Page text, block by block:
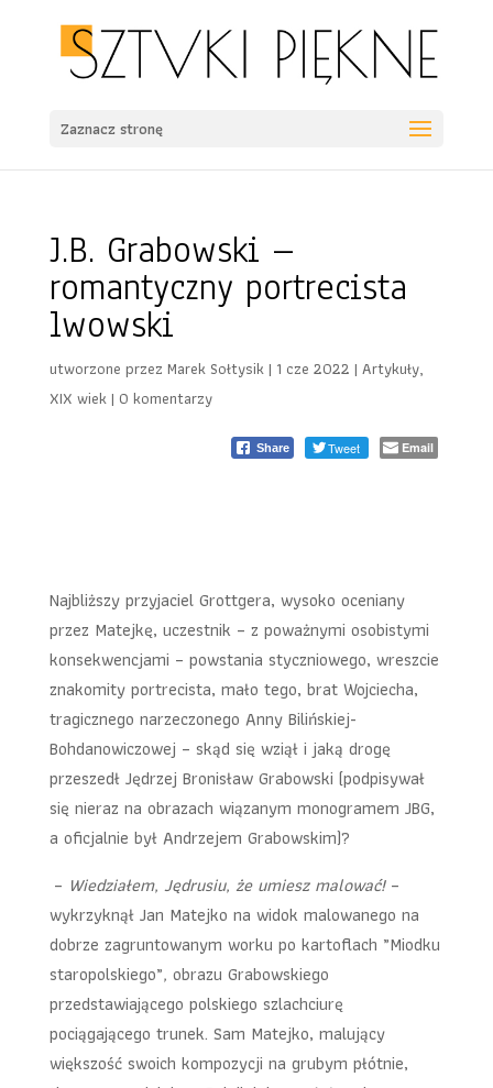
Zaznacz stronę
J.B. Grabowski –
romantyczny portrecista
lwowski
utworzone przez Marek Sołtysik| 1 cze 2022 | Artykuły,
XIX wiek| 0 komentarzy
Share Tweet Email
Najbliższy przyjaciel Grottgera, wysoko oceniany
przez Matejkę, uczestnik – z poważnymi osobistymi
konsekwencjami – powstania styczniowego, wreszcie
znakomity portrecista, mało tego, brat Wojciecha,
tragicznego narzeczonego Anny Bilińskiej-
Bohdanowiczowej – skąd się wziął i jaką drogę
przeszedł Jędrzej Bronisław Grabowski (podpisywał
się nieraz na obrazach wiązanym monogramem JBG,
a oficjalnie był Andrzejem Grabowskim)?
– Wiedziałem, Jędrusiu, że umiesz malować!–
wykrzyknął Jan Matejko na widok malowanego na
dobrze zagruntowanym worku po kartoflach „Miodku
staropolskiego”, obrazu Grabowskiego
przedstawiającego polskiego szlachciurę
pociągającego trunek. Sam Matejko, malujący
większość swoich kompozycji na grubym płótnie,